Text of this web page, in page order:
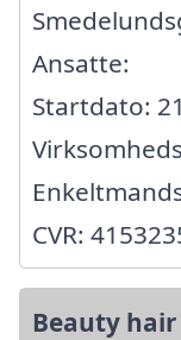
Ansatte:
Startdato:
CVR:
Beauty